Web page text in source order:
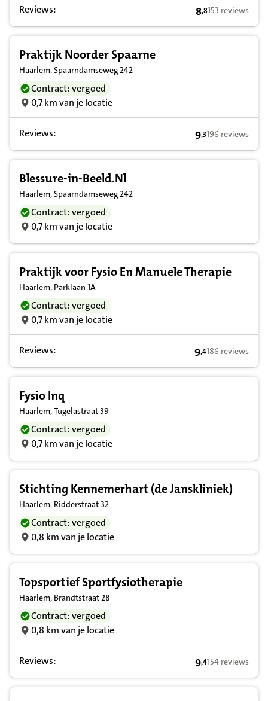
Reviews: 8,8 op basis van
8,8153 reviews
Praktijk Noorder Spaarne
Haarlem, Spaarndamseweg 242
Contract: vergoed
0,7 km van je locatie
Reviews: 9,3 op basis van
9,3196 reviews
Blessure-in-Beeld.Nl
Haarlem, Spaarndamseweg 242
Contract: vergoed
0,7 km van je locatie
Praktijk voor Fysio En Manuele Therapie
Haarlem, Parklaan 1A
Contract: vergoed
0,7 km van je locatie
Reviews: 9,4 op basis van
9,4186 reviews
Fysio Inq
Haarlem, Tugelastraat 39
Contract: vergoed
0,7 km van je locatie
Stichting Kennemerhart (de Janskliniek)
Haarlem, Ridderstraat 32
Contract: vergoed
0,8 km van je locatie
Topsportief Sportfysiotherapie
Haarlem, Brandtstraat 28
Contract: vergoed
0,8 km van je locatie
Reviews: 9,4 op basis van
9,4154 reviews